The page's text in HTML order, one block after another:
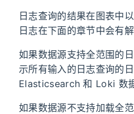
日志查询的结果在图表中
日志在下面的章节中会有解
如果数据源支持全范围的
示所有输入的日志查询的
Elasticsearch 和 Loki 数
如果数据源不支持加载全